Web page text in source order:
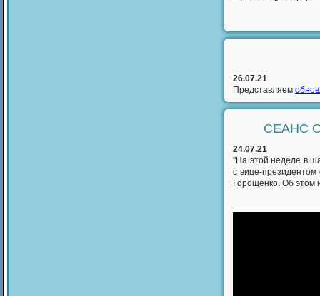
26.07.21
Представляем
СЕАНС
24.07.21
"На этой неделе в
с вице-
Горощенко. Об этом